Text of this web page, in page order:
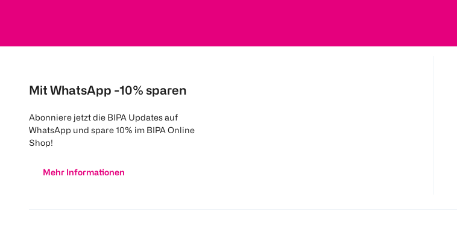
Mit WhatsApp -10% sparen
Abonniere jetzt die BIPA Updates auf
WhatsApp und spare 10% im BIPA Online
Shop!
Mehr Informationen